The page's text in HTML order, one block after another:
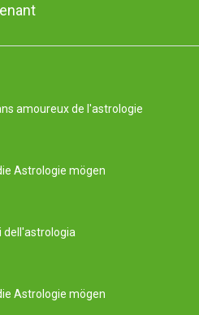
amoureux de l'astrologie
Astrologie mögen
dell'astrologia
Astrologie mögen